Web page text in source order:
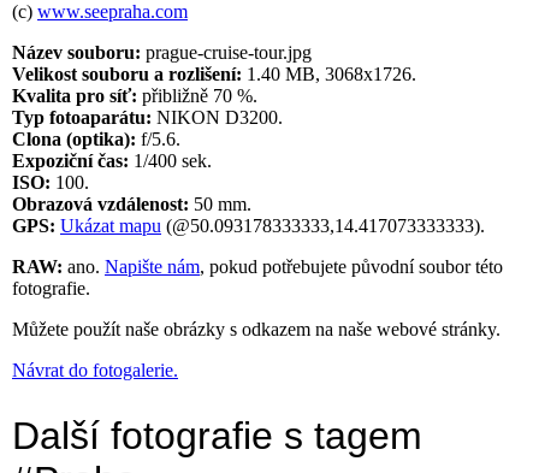
(c) www.seepraha.com
Název souboru: prague-cruise-tour.jpg
Velikost souboru a rozlišení: 1.40 MB, 3068x1726.
Kvalita pro síť: přibližně 70 %.
Typ fotoaparátu: NIKON D3200.
Clona (optika): f/5.6.
Expoziční čas: 1/400 sek.
ISO: 100.
Obrazová vzdálenost: 50 mm.
GPS: Ukázat mapu (@50.093178333333,14.417073333333).
RAW: ano. Napište nám, pokud potřebujete původní soubor této
fotografie.
Můžete použít naše obrázky s odkazem na naše webové stránky.
Návrat do fotogalerie.
Další fotografie s tagem